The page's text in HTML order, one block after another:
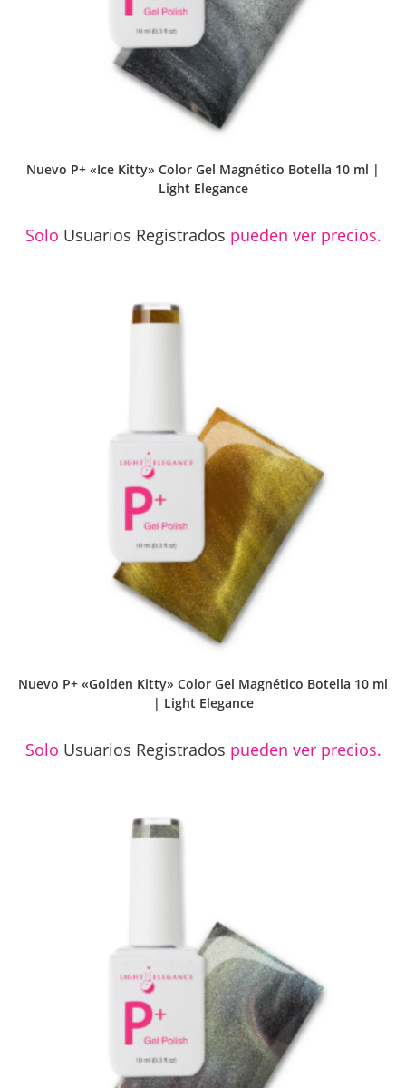
Nuevo P+ «Ice Kitty» Color Gel Magnético Botella 10 ml |
Light Elegance
Solo Usuarios Registrados pueden ver precios.
Nuevo P+ «Golden Kitty» Color Gel Magnético Botella 10 ml
| Light Elegance
Solo Usuarios Registrados pueden ver precios.